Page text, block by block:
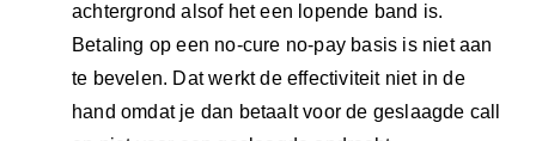
achtergrond alsof het een lopende band is.
Betaling op een no-cure no-pay basis is niet aan
te bevelen. Dat werkt de effectiviteit niet in de
hand omdat je dan betaalt voor de geslaagde call